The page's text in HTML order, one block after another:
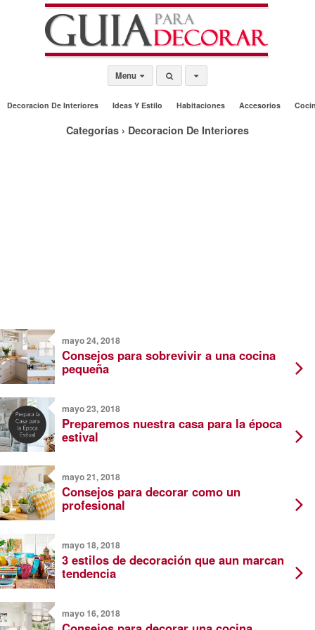
Menu
Decoracion De Interiores Ideas Y Estilo Habitaciones Accesorios
Categorías › Decoracion De Interiores
mayo 24, 2018
Consejos para sobrevivir a una cocina
pequeña
mayo 23, 2018
Preparemos nuestra casa para la época
estival
mayo 21, 2018
Consejos para decorar como un
profesional
mayo 18, 2018
3 estilos de decoración que aun marcan
tendencia
mayo 16, 2018